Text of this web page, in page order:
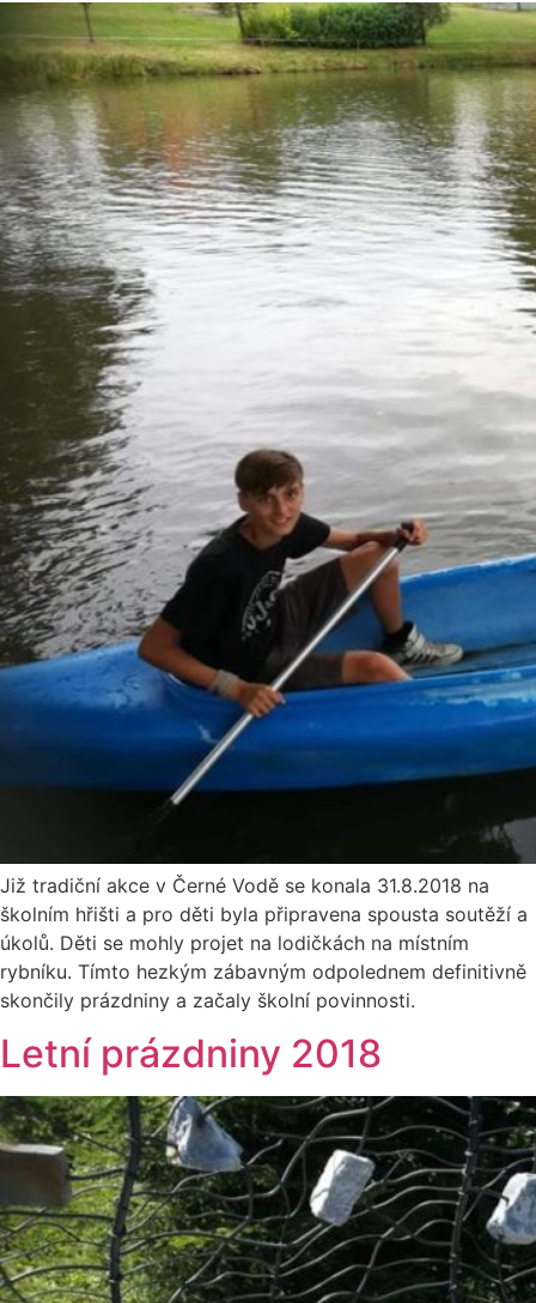
Již tradiční akce v Černé Vodě se konala 31.8.2018 na
školním hřišti a pro děti byla připravena spousta soutěží a
úkolů. Děti se mohly projet na lodičkách na místním
rybníku. Tímto hezkým zábavným odpolednem definitivně
skončily prázdniny a začaly školní povinnosti.
Letní prázdniny 2018